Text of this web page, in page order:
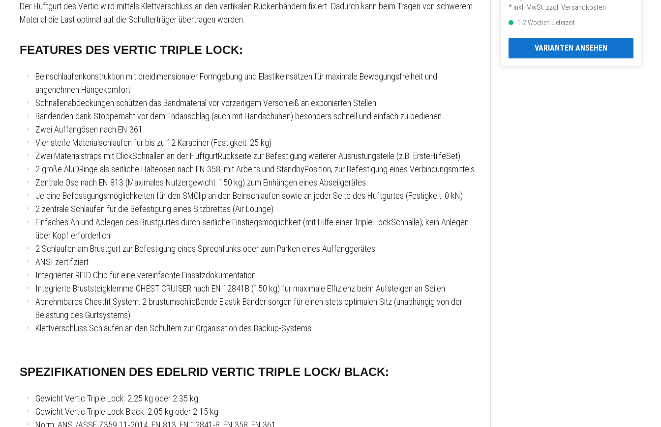
Der Hüftgurt des Vertic wird mittels Klettverschluss an den vertikalen Rückenbändern fixiert. Dadurch kann beim Tragen von schwerem
Material die Last optimal auf die Schulterträger übertragen werden.
FEATURES DES VERTIC TRIPLE LOCK:
Beinschlaufenkonstruktion mit dreidimensionaler Formgebung und Elastikeinsätzen für maximale Bewegungsfreiheit und
angenehmen Hängekomfort
Schnallenabdeckungen schützen das Bandmaterial vor vorzeitigem Verschleiß an exponierten Stellen
Bandenden dank Stoppernaht vor dem Endanschlag (auch mit Handschuhen) besonders schnell und einfach zu bedienen
Zwei Auffangösen nach EN 361
Vier steife Materialschlaufen für bis zu 12 Karabiner (Festigkeit: 25 kg)
Zwei Materialstraps mit Click­Schnallen an der Hüftgurt­Rückseite zur Befestigung weiterer Ausrüstungsteile (z.B. Erste­Hilfe­Set)
2 große Alu­D­Ringe als seitliche Halteösen nach EN 358, mit Arbeits­ und Stand­by­Position, zur Befestigung eines Verbindungsmittels
Zentrale Öse nach EN 813 (Maximales Nutzergewicht: 150 kg) zum Einhängen eines Abseilgerätes
Je eine Befestigungsmöglichkeiten für den SM­Clip an den Beinschlaufen sowie an jeder Seite des Hüftgurtes (Festigkeit: 0 kN)
2 zentrale Schlaufen für die Befestigung eines Sitzbrettes (Air Lounge)
Einfaches An­ und Ablegen des Brustgurtes durch seitliche Einstiegsmöglichkeit (mit Hilfe einer Triple Lock­Schnalle); kein Anlegen
über Kopf erforderlich
2 Schlaufen am Brustgurt zur Befestigung eines Sprechfunks oder zum Parken eines Auffanggerätes
ANSI zertifiziert
Integrierter RFID Chip für eine vereinfachte Einsatzdokumentation
Integrierte Bruststeigklemme CHEST CRUISER nach EN 12841­B (150 kg) für maximale Effizienz beim Aufsteigen an Seilen
Abnehmbares Chestfit System: 2 brustumschließende Elastik­ Bänder sorgen für einen stets optimalen Sitz (unabhängig von der
Belastung des Gurtsystems)
Klettverschluss­ Schlaufen an den Schultern zur Organisation des Backup-Systems
SPEZIFIKATIONEN DES EDELRID VERTIC TRIPLE LOCK/ BLACK:
Gewicht Vertic Triple Lock: 2.25 kg oder 2.35 kg
Gewicht Vertic Triple Lock Black: 2.05 kg oder 2.15 kg
Norm: ANSI/ASSE Z359.11-2014, EN 813, EN 12841-B, EN 358, EN 361
* inkl. MwSt. zzgl. Versandkosten
1-2 Wochen Lieferzeit
VARIANTEN ANSEHEN